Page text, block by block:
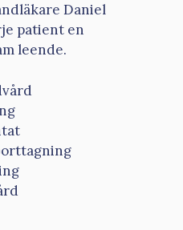
Daniel
patient en
leende.